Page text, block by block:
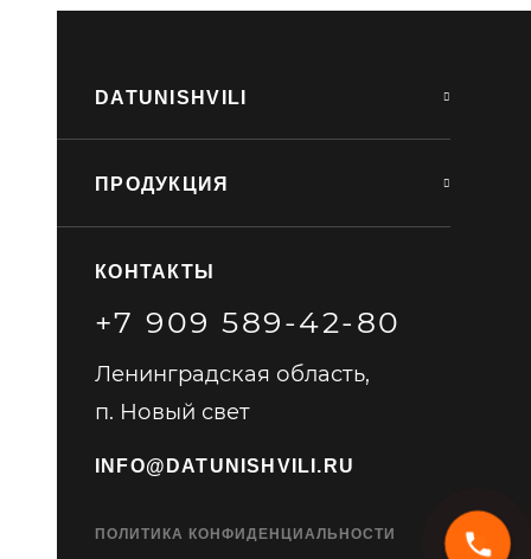
DATUNISHVILI
ПРОДУКЦИЯ
КОНТАКТЫ
+7 909 589-42-80
Ленинградская область,
п. Новый свет
INFO@DATUNISHVILI.RU
ПОЛИТИКА КОНФИДЕНЦИАЛЬНОСТИ